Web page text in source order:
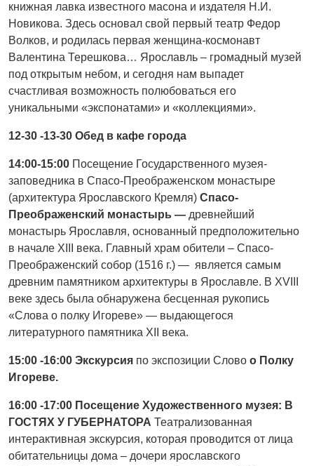
книжная лавка известного масона и издателя Н.И.
Новикова. Здесь основал свой первый театр Федор
Волков, и родилась первая женщина-космонавт
Валентина Терешкова… Ярославль – громадный музей
под открытым небом, и сегодня нам выпадет
счастливая возможность полюбоваться его
уникальными «экспонатами» и «коллекциями».
12-30 -13-30 Обед в кафе города
14:00-15:00 Посещение Государственного музея-
заповедника в Спасо-Преображенском монастыре
(архитектура Ярославского Кремля) Спасо-
Преображенский монастырь — древнейший
монастырь Ярославля, основанный предположительно
в начале XIII века. Главный храм обители – Спасо-
Преображенский собор (1516 г.) — является самым
древним памятником архитектуры в Ярославле. В XVIII
веке здесь была обнаружена бесценная рукопись
«Слова о полку Игореве» — выдающегося
литературного памятника XII века.
15:00 -16:00 Экскурсия по экспозиции Слово о Полку
Игореве.
16:00 -17:00 Посещение Художественного музея: В
ГОСТЯХ У ГУБЕРНАТОРА Театрализованная
интерактивная экскурсия, которая проводится от лица
обитательницы дома – дочери ярославского